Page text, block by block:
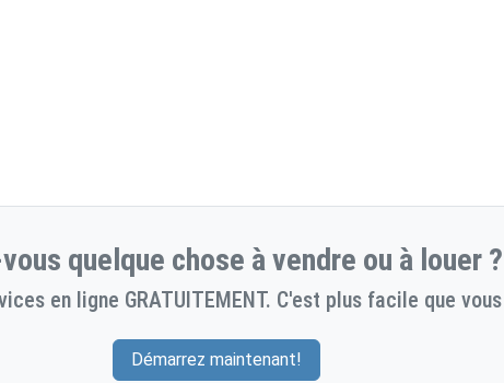
quelque chose à vendre ou à louer ?
en ligne GRATUITEMENT. C'est plus facile que
Démarrez maintenant!